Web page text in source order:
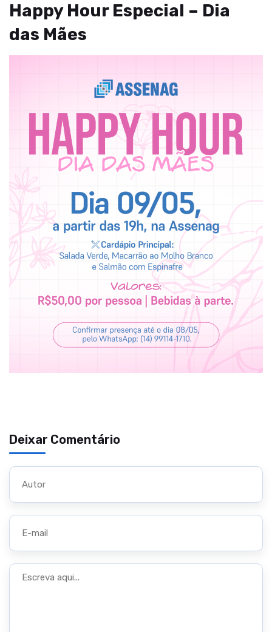
Happy Hour Especial – Dia
das Mães
Deixar Comentário